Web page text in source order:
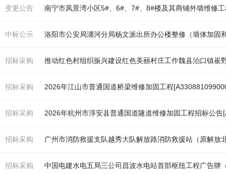
变更公告 南宁市凤景湾小区5#、6#、7#、8#楼及其商铺外墙维修
中标公示 洛阳市公安局瀍河分局杨文派出所办公楼整修（墙体加固
招标采购 推动红色村组织振兴建设红色美丽村庄工作魏县泊口镇崔
招标采购 2026年江山市普通国道桥梁维修加固工程
招标采购 2026年杭州市淳安县普通国道隧道维修加固工程招标公告
招标采购 广州市消防救援支队越秀大队解放路消防救援站（原解放
招标采购 中国电建水电五局三公司昌波水电站首部枢纽工程广告牌